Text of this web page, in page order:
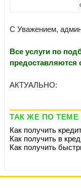
С Уважением,
Все услуги по
предоставляются
АКТУАЛЬНО:
ТАК ЖЕ ПО ТЕМЕ
Как получить
Как получить в
Как получить